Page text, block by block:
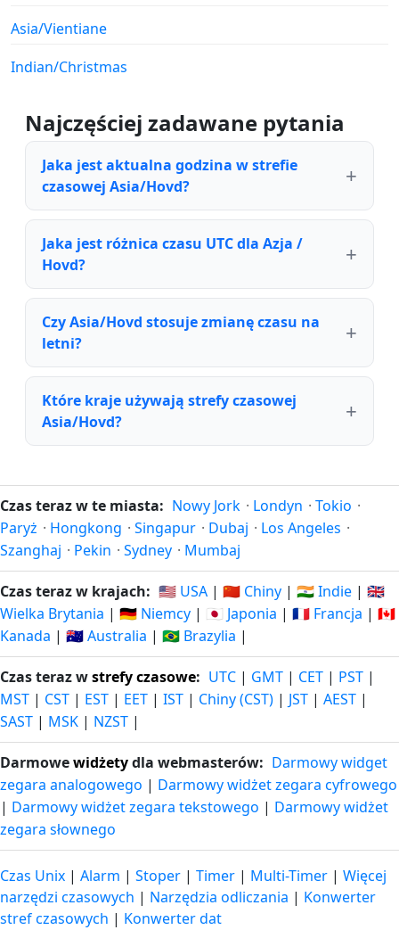
Asia/Vientiane
Indian/Christmas
Najczęściej zadawane pytania
Jaka jest aktualna godzina w strefie
czasowej Asia/Hovd?
Jaka jest różnica czasu UTC dla Azja /
Hovd?
Czy Asia/Hovd stosuje zmianę czasu na
letni?
Które kraje używają strefy czasowej
Asia/Hovd?
Czas teraz w te miasta: Nowy Jork · Londyn · Tokio ·
Paryż · Hongkong · Singapur · Dubaj · Los Angeles ·
Szanghaj · Pekin · Sydney · Mumbaj
Czas teraz w krajach: 🇺🇸 USA | 🇨🇳 Chiny | 🇮🇳 Indie | 🇬🇧
Wielka Brytania | 🇩🇪 Niemcy | 🇯🇵 Japonia | 🇫🇷 Francja | 🇨🇦
Kanada | 🇦🇺 Australia | 🇧🇷 Brazylia |
Czas teraz wstrefy czasowe: UTC | GMT | CET | PST |
MST | CST | EST | EET | IST | Chiny (CST) | JST | AEST |
SAST | MSK | NZST |
Darmowewidżetydla webmasterów: Darmowy widget
zegara analogowego | Darmowy widżet zegara cyfrowego
| Darmowy widżet zegara tekstowego | Darmowy widżet
zegara słownego
Czas Unix | Alarm | Stoper | Timer | Multi-Timer | Więcej
narzędzi czasowych | Narzędzia odliczania | Konwerter
stref czasowych | Konwerter dat